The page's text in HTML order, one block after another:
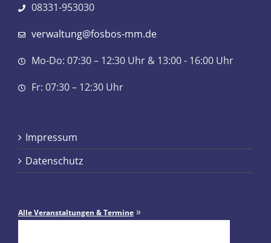
08331-953030
verwaltung@fosbos-mm.de
Mo-Do: 07:30 – 12:30 Uhr & 13:00 - 16:00 Uhr
Fr: 07:30 – 12:30 Uhr
Impressum
Datenschutz
Alle Veranstaltungen & Termine »